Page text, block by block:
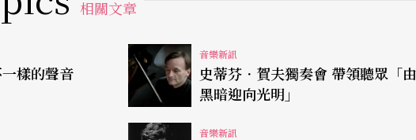
相關文章
現不一樣的聲音
音樂新訊
史蒂芬．賀夫獨奏會 帶領聽眾「由
黑暗迎向光明」
音樂新訊